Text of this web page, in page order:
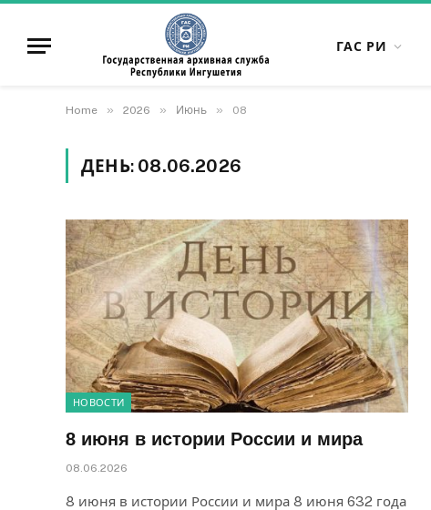
ГАС РИ
Home » 2026 » Июнь » 08
ДЕНЬ: 08.06.2026
НОВОСТИ
8 июня в истории России и мира
08.06.2026
8 июня в истории России и мира 8 июня 632 года